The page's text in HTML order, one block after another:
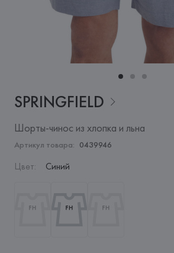
SPRINGFIELD
Шорты-чинос из хлопка и льна
Артикул товара: 0439946
Цвет: Синий